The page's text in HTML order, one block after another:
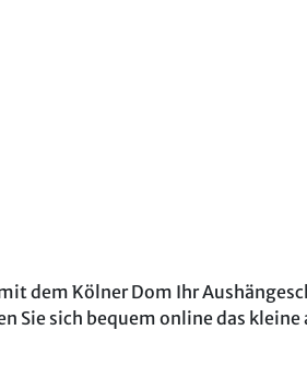
dem Kölner Dom Ihr
Sie sich bequem online das kleine